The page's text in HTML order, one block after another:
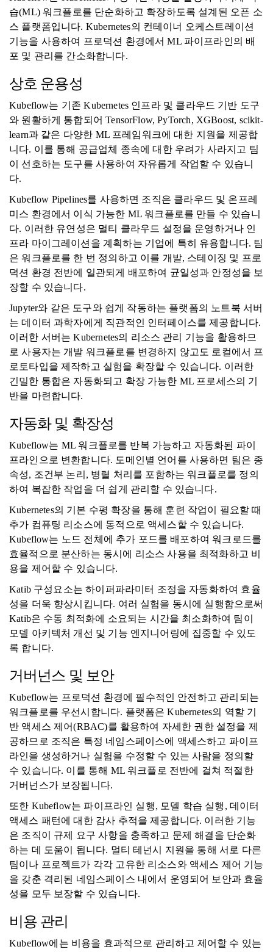
습(ML) 워크플로를 단순화하고 확장하도록 설계된 오픈 소
스 플랫폼입니다. Kubernetes의 컨테이너 오케스트레이션
기능을 사용하여 프로덕션 환경에서 ML 파이프라인의 배
포 및 관리를 간소화합니다.
상호 운용성
Kubeflow는 기존 Kubernetes 인프라 및 클라우드 기반 도구
와 원활하게 통합되어 TensorFlow, PyTorch, XGBoost, scikit-
learn과 같은 다양한 ML 프레임워크에 대한 지원을 제공합
니다. 이를 통해 공급업체 종속에 대한 우려가 사라지고 팀
이 선호하는 도구를 사용하여 자유롭게 작업할 수 있습니
다.
Kubeflow Pipelines를 사용하면 조직은 클라우드 및 온프레
미스 환경에서 이식 가능한 ML 워크플로를 만들 수 있습니
다. 이러한 유연성은 멀티 클라우드 설정을 운영하거나 인
프라 마이그레이션을 계획하는 기업에 특히 유용합니다. 팀
은 워크플로를 한 번 정의하고 이를 개발, 스테이징 및 프로
덕션 환경 전반에 일관되게 배포하여 균일성과 안정성을 보
장할 수 있습니다.
Jupyter와 같은 도구와 쉽게 작동하는 플랫폼의 노트북 서버
는 데이터 과학자에게 직관적인 인터페이스를 제공합니다.
이러한 서버는 Kubernetes의 리소스 관리 기능을 활용하므
로 사용자는 개발 워크플로를 변경하지 않고도 로컬에서 프
로토타입을 제작하고 실험을 확장할 수 있습니다. 이러한
긴밀한 통합은 자동화되고 확장 가능한 ML 프로세스의 기
반을 마련합니다.
자동화 및 확장성
Kubeflow는 ML 워크플로를 반복 가능하고 자동화된 파이
프라인으로 변환합니다. 도메인별 언어를 사용하면 팀은 종
속성, 조건부 논리, 병렬 처리를 포함하는 워크플로를 정의
하여 복잡한 작업을 더 쉽게 관리할 수 있습니다.
Kubernetes의 기본 수평 확장을 통해 훈련 작업이 필요할 때
추가 컴퓨팅 리소스에 동적으로 액세스할 수 있습니다.
Kubeflow는 노드 전체에 추가 포드를 배포하여 워크로드를
효율적으로 분산하는 동시에 리소스 사용을 최적화하고 비
용을 제어할 수 있습니다.
Katib 구성요소는 하이퍼파라미터 조정을 자동화하여 효율
성을 더욱 향상시킵니다. 여러 실험을 동시에 실행함으로써
Katib은 수동 최적화에 소요되는 시간을 최소화하여 팀이
모델 아키텍처 개선 및 기능 엔지니어링에 집중할 수 있도
록 합니다.
거버넌스 및 보안
Kubeflow는 프로덕션 환경에 필수적인 안전하고 관리되는
워크플로를 우선시합니다. 플랫폼은 Kubernetes의 역할 기
반 액세스 제어(RBAC)를 활용하여 자세한 권한 설정을 제
공하므로 조직은 특정 네임스페이스에 액세스하고 파이프
라인을 생성하거나 실험을 수정할 수 있는 사람을 정의할
수 있습니다. 이를 통해 ML 워크플로 전반에 걸쳐 적절한
거버넌스가 보장됩니다.
또한 Kubeflow는 파이프라인 실행, 모델 학습 실행, 데이터
액세스 패턴에 대한 감사 추적을 제공합니다. 이러한 기능
은 조직이 규제 요구 사항을 충족하고 문제 해결을 단순화
하는 데 도움이 됩니다. 멀티 테넌시 지원을 통해 서로 다른
팀이나 프로젝트가 각각 고유한 리소스와 액세스 제어 기능
을 갖춘 격리된 네임스페이스 내에서 운영되어 보안과 효율
성을 모두 보장할 수 있습니다.
비용 관리
Kubeflow에는 비용을 효과적으로 관리하고 제어할 수 있는